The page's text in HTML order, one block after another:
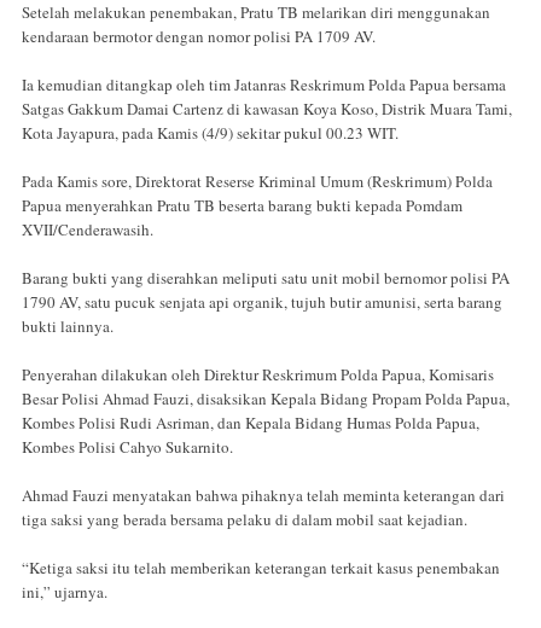
Setelah melakukan penembakan, Pratu TB melarikan diri menggunakan
kendaraan bermotor dengan nomor polisi PA 1709 AV.
Ia kemudian ditangkap oleh tim Jatanras Reskrimum Polda Papua bersama
Satgas Gakkum Damai Cartenz di kawasan Koya Koso, Distrik Muara Tami,
Kota Jayapura, pada Kamis (4/9) sekitar pukul 00.23 WIT.
Pada Kamis sore, Direktorat Reserse Kriminal Umum (Reskrimum) Polda
Papua menyerahkan Pratu TB beserta barang bukti kepada Pomdam
XVII/Cenderawasih.
Barang bukti yang diserahkan meliputi satu unit mobil bernomor polisi PA
1790 AV, satu pucuk senjata api organik, tujuh butir amunisi, serta barang
bukti lainnya.
Penyerahan dilakukan oleh Direktur Reskrimum Polda Papua, Komisaris
Besar Polisi Ahmad Fauzi, disaksikan Kepala Bidang Propam Polda Papua,
Kombes Polisi Rudi Asriman, dan Kepala Bidang Humas Polda Papua,
Kombes Polisi Cahyo Sukarnito.
Ahmad Fauzi menyatakan bahwa pihaknya telah meminta keterangan dari
tiga saksi yang berada bersama pelaku di dalam mobil saat kejadian.
“Ketiga saksi itu telah memberikan keterangan terkait kasus penembakan
ini,” ujarnya.